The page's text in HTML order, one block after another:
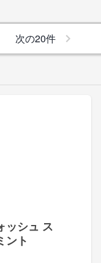
ッシュ ス
ント
次の20件